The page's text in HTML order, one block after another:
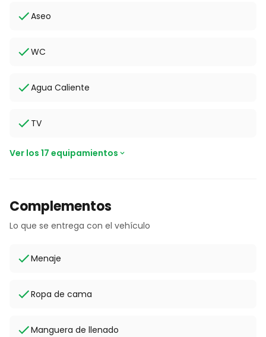
Aseo
WC
Agua Caliente
TV
Ver los 17 equipamientos
Complementos
Lo que se entrega con el vehículo
Menaje
Ropa de cama
Manguera de llenado